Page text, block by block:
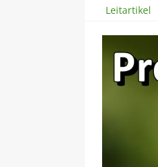
content
Leitartikel